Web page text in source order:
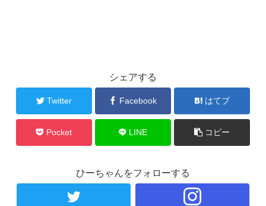
シェアする
Twitter Facebook はてブ
Pocket LINE コピー
ひーちゃんをフォローする